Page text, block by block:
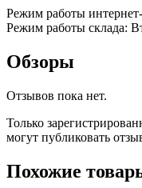
Режим работы
Режим работы склада:
Обзоры
Отзывов пока нет.
Только
могут публиковать
Похожие